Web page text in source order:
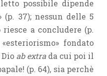
possibile dipende
(p. 37); nessun delle 5
a concludere (p.
fondato
ab extra da cui poi il
(p. 64), sia perchè